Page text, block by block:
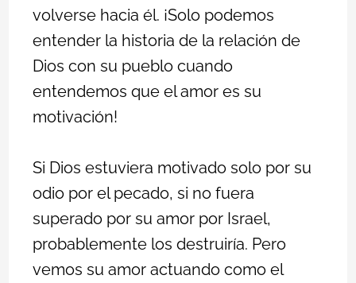
volverse hacia él. ¡Solo podemos
entender la historia de la relación de
Dios con su pueblo cuando
entendemos que el amor es su
motivación!
Si Dios estuviera motivado solo por su
odio por el pecado, si no fuera
superado por su amor por Israel,
probablemente los destruiría. Pero
vemos su amor actuando como el